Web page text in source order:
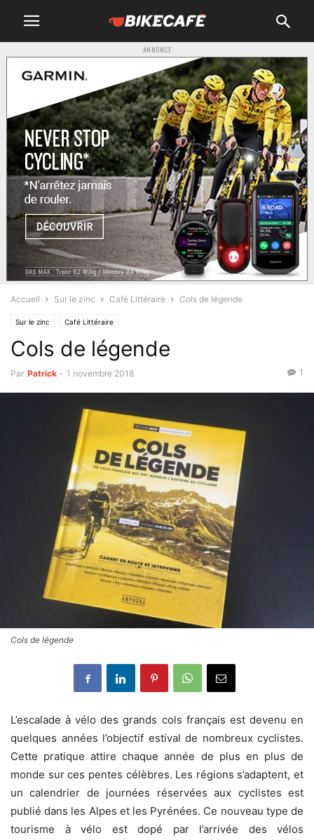
ANNONCE
Accueil Sur le zinc Café Littéraire Cols de légende
Sur le zinc Café Littéraire
Cols de légende
Par Patrick - 1 novembre 2018 1
Cols de légende
L’escalade à vélo des grands cols français est devenu en
quelques années l’objectif estival de nombreux cyclistes.
Cette pratique attire chaque année de plus en plus de
monde sur ces pentes célèbres. Les régions s’adaptent, et
un calendrier de journées réservées aux cyclistes est
publié dans les Alpes et les Pyrénées. Ce nouveau type de
tourisme à vélo est dopé par l’arrivée des vélos